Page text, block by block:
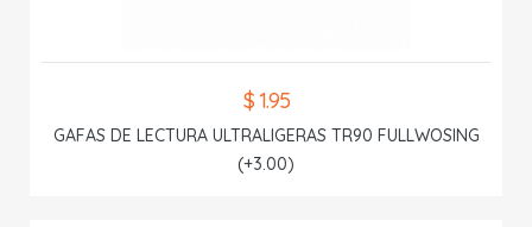
$ 1.95
GAFAS DE LECTURA ULTRALIGERAS TR90 FULLWOSING
(+3.00)